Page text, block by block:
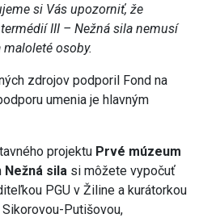
si Vás upozorniť, že
III – Nežná sila nemusí
osoby.
zdrojov podporil Fond na
umenia je hlavným
projektu Prvé múzeum
Nežná sila si môžete vypočuť
PGU v Žiline a kurátorkou
Putišovou,